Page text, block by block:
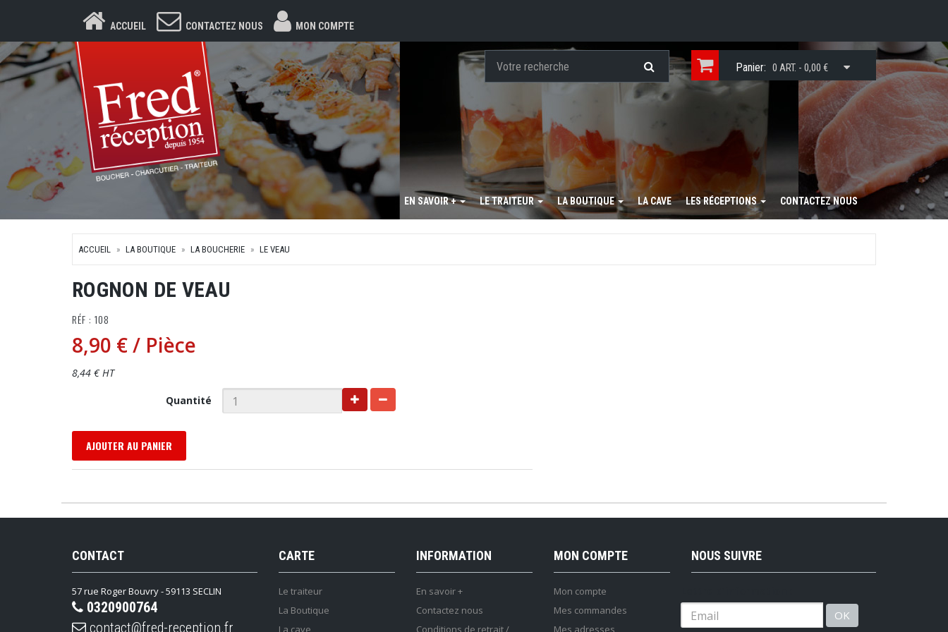
ACCUEIL CONTACTEZ NOUS MON COMPTE
Panier: 0 ART. - 0,00 €
EN SAVOIR + LE TRAITEUR LA BOUTIQUE LA CAVE LES RÉCEPTIONS CONTACTEZ NOUS
ACCUEIL LA BOUTIQUE LA BOUCHERIE LE VEAU
ROGNON DE VEAU
RÉF : 108
8,90 €/ Pièce
8,44 € HT
Quantité
AJOUTER AU PANIER
CONTACT
57 rue Roger Bouvry - 59113 SECLIN
0320900764
contact@fred-reception.fr
CARTE
Le traiteur
La Boutique
La cave
INFORMATION
En savoir +
Contactez nous
Conditions de retrait /
MON COMPTE
Mon compte
Mes commandes
Mes adresses
NOUS SUIVRE
OK